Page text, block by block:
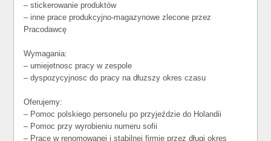
– stickerowanie produktów
– inne prace produkcyjno-magazynowe zlecone przez
Pracodawcę
Wymagania:
– umiejetnosc pracy w zespole
– dyspozycyjnosc do pracy na dłuzszy okres czasu
Oferujemy:
– Pomoc polskiego personelu po przyjeździe do Holandii
– Pomoc przy wyrobieniu numeru sofii
– Pracę w renomowanej i stabilnej firmie przez długi okres